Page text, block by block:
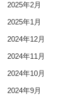
2025年2月
2025年1月
2024年12月
2024年11月
2024年10月
2024年9月